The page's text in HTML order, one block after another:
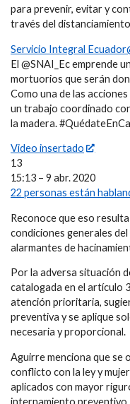
para prevenir, evitar y
través del
Servicio Integral
El @SNAI_Ec emprende
mortuorios que serán
Como una de las
un trabajo coordinado
la madera.
Video insertado
13
15:13 – 9 abr. 2020
22 personas están
Reconoce que eso
condiciones generales
alarmantes de
Por la adversa situación
catalogada en el artículo
atención prioritaria,
preventiva y se aplique
necesaria y proporcional.
Aguirre menciona que se
conflicto con la ley y
aplicados con mayor
internamiento preventivo.